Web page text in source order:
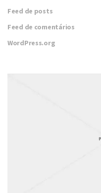
Feed de posts
Feed de comentários
WordPress.org